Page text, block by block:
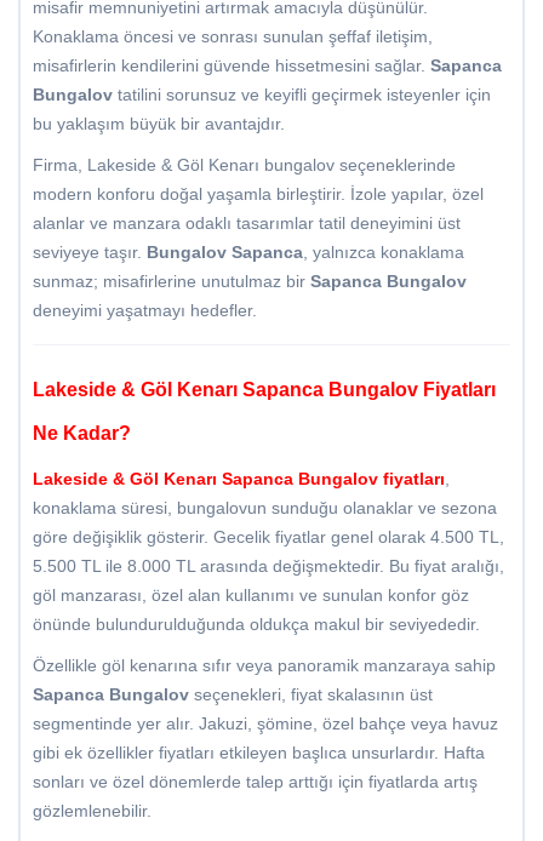
misafir memnuniyetini artırmak amacıyla düşünülür.
Konaklama öncesi ve sonrası sunulan şeffaf iletişim,
misafirlerin kendilerini güvende hissetmesini sağlar. Sapanca
Bungalov tatilini sorunsuz ve keyifli geçirmek isteyenler için
bu yaklaşım büyük bir avantajdır.
Firma, Lakeside & Göl Kenarı bungalov seçeneklerinde
modern konforu doğal yaşamla birleştirir. İzole yapılar, özel
alanlar ve manzara odaklı tasarımlar tatil deneyimini üst
seviyeye taşır. Bungalov Sapanca, yalnızca konaklama
sunmaz; misafirlerine unutulmaz bir Sapanca Bungalov
deneyimi yaşatmayı hedefler.
Lakeside & Göl Kenarı Sapanca Bungalov Fiyatları
Ne Kadar?
Lakeside & Göl Kenarı Sapanca Bungalov fiyatları,
konaklama süresi, bungalovun sunduğu olanaklar ve sezona
göre değişiklik gösterir. Gecelik fiyatlar genel olarak 4.500 TL,
5.500 TL ile 8.000 TL arasında değişmektedir. Bu fiyat aralığı,
göl manzarası, özel alan kullanımı ve sunulan konfor göz
önünde bulundurulduğunda oldukça makul bir seviyededir.
Özellikle göl kenarına sıfır veya panoramik manzaraya sahip
Sapanca Bungalov seçenekleri, fiyat skalasının üst
segmentinde yer alır. Jakuzi, şömine, özel bahçe veya havuz
gibi ek özellikler fiyatları etkileyen başlıca unsurlardır. Hafta
sonları ve özel dönemlerde talep arttığı için fiyatlarda artış
gözlemlenebilir.